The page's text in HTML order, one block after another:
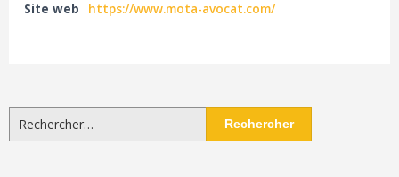
Site web https://www.mota-avocat.com/
Rechercher :